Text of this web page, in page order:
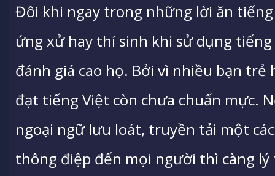
Đôi khi ngay trong những lời ăn
ứng xử hay thí sinh khi sử dụng
đánh giá cao họ. Bởi vì nhiều bạn trẻ
đạt tiếng Việt còn chưa chuẩn mực.
ngoại ngữ lưu loát, truyền tải một
thông điệp đến mọi người thì càng